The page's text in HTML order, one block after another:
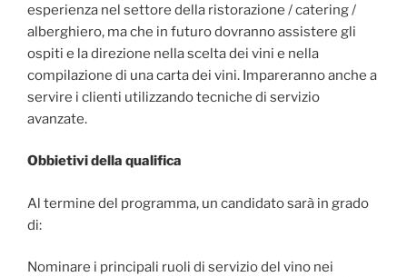
esperienza nel settore della ristorazione / catering /
alberghiero, ma che in futuro dovranno assistere gli
ospiti e la direzione nella scelta dei vini e nella
compilazione di una carta dei vini. Impareranno anche a
servire i clienti utilizzando tecniche di servizio
avanzate.
Obbietivi della qualifica
Al termine del programma, un candidato sarà in grado
di:
Nominare i principali ruoli di servizio del vino nei